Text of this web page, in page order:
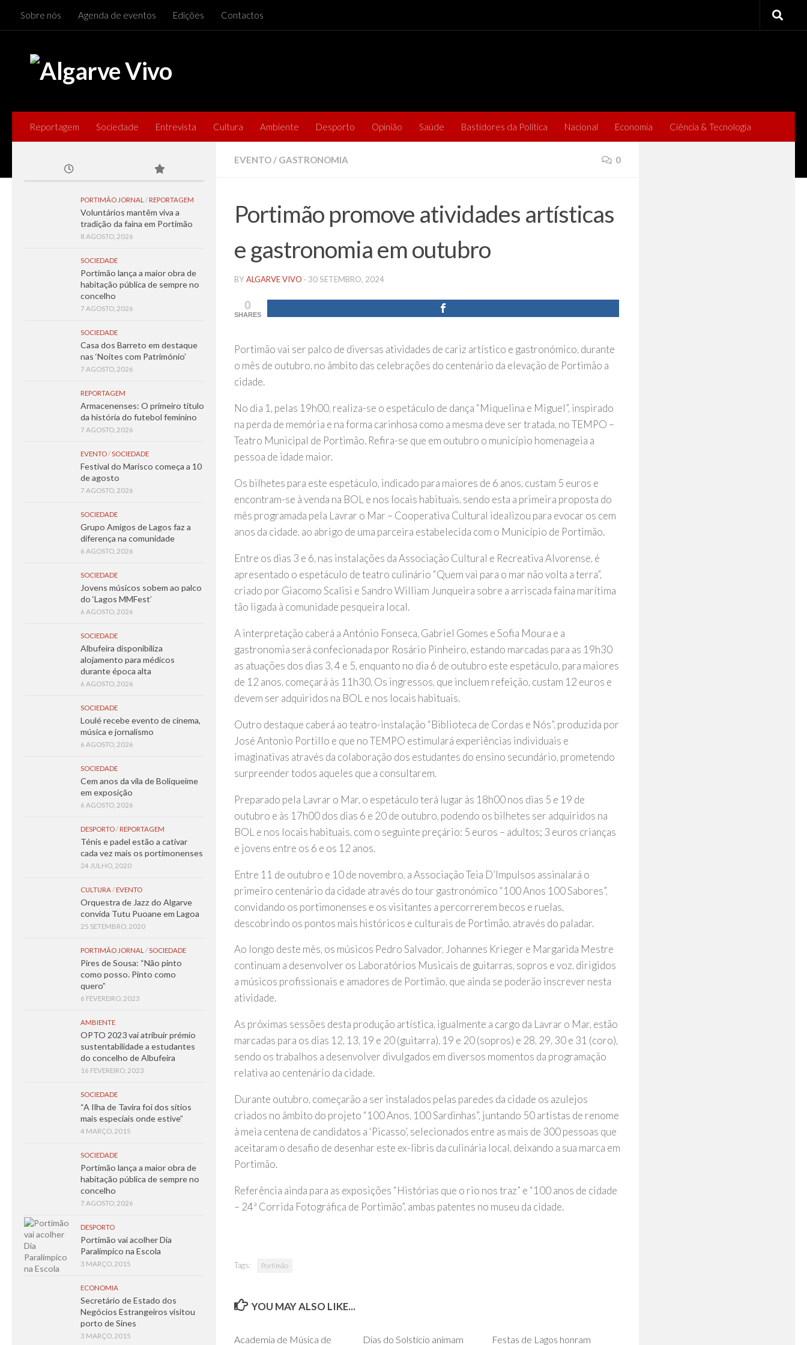
Skip to content
Sobre nós Agenda de eventos Edições Contactos
Reportagem Sociedade Entrevista Cultura Ambiente Desporto Opinião Saúde Bastidores da Política Nacional Economia Ciência & Tecnologia
EVENTO / GASTRONOMIA 0
Portimão promove atividades artísticas
e gastronomia em outubro
BY ALGARVE VIVO · 30 SETEMBRO, 2024
0
SHARES
Portimão vai ser palco de diversas atividades de cariz artístico e gastronómico, durante
o mês de outubro, no âmbito das celebrações do centenário da elevação de Portimão a
cidade.
No dia 1, pelas 19h00, realiza-se o espetáculo de dança “Miquelina e Miguel”, inspirado
na perda de memória e na forma carinhosa como a mesma deve ser tratada, no TEMPO –
Teatro Municipal de Portimão. Refira-se que em outubro o município homenageia a
pessoa de idade maior.
Os bilhetes para este espetáculo, indicado para maiores de 6 anos, custam 5 euros e
encontram-se à venda na BOL e nos locais habituais, sendo esta a primeira proposta do
mês programada pela Lavrar o Mar – Cooperativa Cultural idealizou para evocar os cem
anos da cidade, ao abrigo de uma parceira estabelecida com o Município de Portimão.
Entre os dias 3 e 6, nas instalações da Associação Cultural e Recreativa Alvorense, é
apresentado o espetáculo de teatro culinário “Quem vai para o mar não volta a terra”,
criado por Giacomo Scalisi e Sandro William Junqueira sobre a arriscada faina marítima
tão ligada à comunidade pesqueira local.
A interpretação caberá a António Fonseca, Gabriel Gomes e Sofia Moura e a
gastronomia será confecionada por Rosário Pinheiro, estando marcadas para as 19h30
as atuações dos dias 3, 4 e 5, enquanto no dia 6 de outubro este espetáculo, para maiores
de 12 anos, começará às 11h30. Os ingressos, que incluem refeição, custam 12 euros e
devem ser adquiridos na BOL e nos locais habituais.
Outro destaque caberá ao teatro-instalação “Biblioteca de Cordas e Nós”, produzida por
José Antonio Portillo e que no TEMPO estimulará experiências individuais e
imaginativas através da colaboração dos estudantes do ensino secundário, prometendo
surpreender todos aqueles que a consultarem.
Preparado pela Lavrar o Mar, o espetáculo terá lugar às 18h00 nos dias 5 e 19 de
outubro e às 17h00 dos dias 6 e 20 de outubro, podendo os bilhetes ser adquiridos na
BOL e nos locais habituais, com o seguinte preçário: 5 euros – adultos; 3 euros crianças
e jovens entre os 6 e os 12 anos.
Entre 11 de outubro e 10 de novembro, a Associação Teia D’Impulsos assinalará o
primeiro centenário da cidade através do tour gastronómico “100 Anos 100 Sabores”,
convidando os portimonenses e os visitantes a percorrerem becos e ruelas,
descobrindo os pontos mais históricos e culturais de Portimão, através do paladar.
Ao longo deste mês, os músicos Pedro Salvador, Johannes Krieger e Margarida Mestre
continuam a desenvolver os Laboratórios Musicais de guitarras, sopros e voz, dirigidos
a músicos profissionais e amadores de Portimão, que ainda se poderão inscrever nesta
atividade.
As próximas sessões desta produção artística, igualmente a cargo da Lavrar o Mar, estão
marcadas para os dias 12, 13, 19 e 20 (guitarra), 19 e 20 (sopros) e 28, 29, 30 e 31 (coro),
sendo os trabalhos a desenvolver divulgados em diversos momentos da programação
relativa ao centenário da cidade.
Durante outubro, começarão a ser instalados pelas paredes da cidade os azulejos
criados no âmbito do projeto “100 Anos, 100 Sardinhas”, juntando 50 artistas de renome
à meia centena de candidatos a ‘Picasso’, selecionados entre as mais de 300 pessoas que
aceitaram o desafio de desenhar este ex-libris da culinária local, deixando a sua marca em
Portimão.
Referência ainda para as exposições “Histórias que o rio nos traz” e “100 anos de cidade
– 24ª Corrida Fotográfica de Portimão”, ambas patentes no museu da cidade.
Tags: Portimão
YOU MAY ALSO LIKE...
Academia de Música de
Dias do Solstício animam
Festas de Lagos honram
PORTIMÃO JORNAL / REPORTAGEM
Voluntários mantêm viva a
tradição da faina em Portimão
8 AGOSTO, 2026
SOCIEDADE
Portimão lança a maior obra de
habitação pública de sempre no
concelho
7 AGOSTO, 2026
SOCIEDADE
Casa dos Barreto em destaque
nas ‘Noites com Património’
7 AGOSTO, 2026
REPORTAGEM
Armacenenses: O primeiro título
da história do futebol feminino
7 AGOSTO, 2026
EVENTO/SOCIEDADE
Festival do Marisco começa a 10
de agosto
7 AGOSTO, 2026
SOCIEDADE
Grupo Amigos de Lagos faz a
diferença na comunidade
6 AGOSTO, 2026
SOCIEDADE
Jovens músicos sobem ao palco
do ‘Lagos MMFest’
6 AGOSTO, 2026
SOCIEDADE
Albufeira disponibiliza
alojamento para médicos
durante época alta
6 AGOSTO, 2026
SOCIEDADE
Loulé recebe evento de cinema,
música e jornalismo
6 AGOSTO, 2026
SOCIEDADE
Cem anos da vila de Boliqueime
em exposição
6 AGOSTO, 2026
DESPORTO/ REPORTAGEM
Ténis e padel estão a cativar
cada vez mais os portimonenses
24 JULHO, 2020
CULTURA/ EVENTO
Orquestra de Jazz do Algarve
convida Tutu Puoane em Lagoa
25 SETEMBRO, 2020
PORTIMÃO JORNAL /SOCIEDADE
Pires de Sousa: “Não pinto
como posso. Pinto como
quero”
6 FEVEREIRO, 2023
AMBIENTE
OPTO 2023 vai atribuir prémio
sustentabilidade a estudantes
do concelho de Albufeira
16 FEVEREIRO, 2023
SOCIEDADE
“A Ilha de Tavira foi dos sítios
mais especiais onde estive”
4 MARÇO, 2015
SOCIEDADE
Portimão lança a maior obra de
habitação pública de sempre no
concelho
7 AGOSTO, 2026
DESPORTO
Portimão vai acolher Dia
Paralímpico na Escola
3 MARÇO, 2015
ECONOMIA
Secretário de Estado dos
Negócios Estrangeiros visitou
porto de Sines
3 MARÇO, 2015